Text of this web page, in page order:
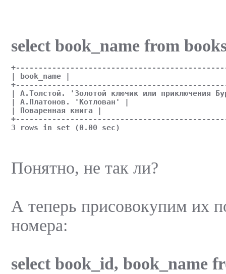
select book_name from
| book_name |
| А.Толстой. 'Золотой ключик или приключения
| А.Платонов. 'Котлован' |
| Поваренная книга |
3 rows in set (0.00 sec)
Понятно, не так ли?
А теперь присовокупим их
номера:
select book_id, book_name